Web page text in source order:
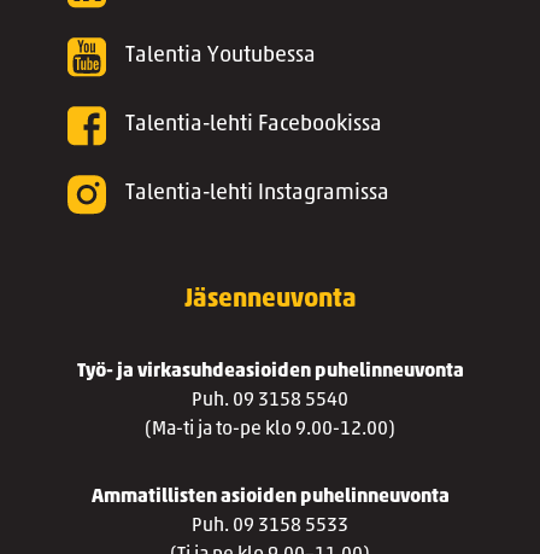
Talentia Youtubessa
Talentia-lehti Facebookissa
Talentia-lehti Instagramissa
Jäsenneuvonta
Työ- ja virkasuhdeasioiden puhelinneuvonta
Puh. 09 3158 5540
(Ma-ti ja to-pe klo 9.00-12.00)
Ammatillisten asioiden puhelinneuvonta
Puh. 09 3158 5533